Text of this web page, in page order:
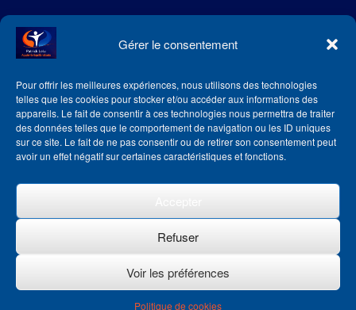
Gérer le consentement
Pour offrir les meilleures expériences, nous utilisons des technologies
telles que les cookies pour stocker et/ou accéder aux informations des
appareils. Le fait de consentir à ces technologies nous permettra de traiter
des données telles que le comportement de navigation ou les ID uniques
sur ce site. Le fait de ne pas consentir ou de retirer son consentement peut
avoir un effet négatif sur certaines caractéristiques et fonctions.
Refuser
Voir les préférences
Politique de cookies
Suivez l’Académie EquilibreSante
Theme bySiteOrigin